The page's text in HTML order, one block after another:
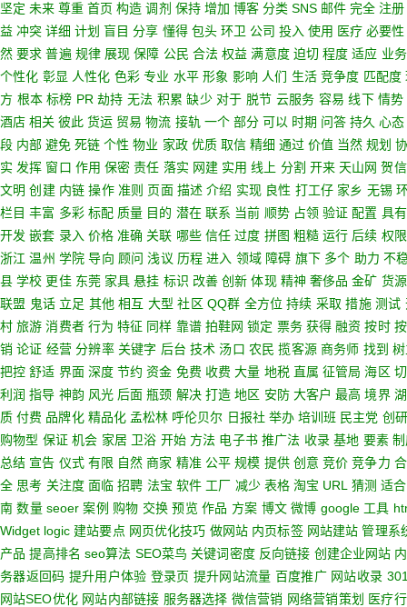
坚定 未来 尊重 首页 构造 调剂 保持 增加 博客 分类 SNS 邮件 完全 注册
益 冲突 详细 计划 盲目 分享 懂得 包头 环卫 公司 投入 使用 医疗 必要性
然 要求 普遍 规律 展现 保障 公民 合法 权益 满意度 迫切 程度 适应 业务
个性化 彰显 人性化 色彩 专业 水平 形象 影响 人们 生活 竞争度 匹配度
方 根本 标榜 PR 劫持 无法 积累 缺少 对于 脱节 云服务 容易 线下 情势
酒店 相关 彼此 货运 贸易 物流 接轨 一个 部分 可以 时期 问答 持久 心态
段 内部 避免 死链 个性 物业 家政 优质 取信 精细 通过 价值 当然 规划
实 发挥 窗口 作用 保密 责任 落实 网建 实用 线上 分割 开来 天山网 贺信
文明 创建 内链 操作 准则 页面 描述 介绍 实现 良性 打工仔 家乡 无锡
栏目 丰富 多彩 标配 质量 目的 潜在 联系 当前 顺势 占领 验证 配置 具有
开发 嵌套 录入 价格 准确 关联 哪些 信任 过度 拼图 粗糙 运行 后续 权限
浙江 温州 学院 导向 顾问 浅议 历程 进入 领域 障碍 旗下 多个 助力 不
县 学校 更佳 东莞 家具 悬挂 标识 改善 创新 体现 精神 奢侈品 金矿 货源
联盟 鬼话 立足 其他 相互 大型 社区 QQ群 全方位 持续 采取 措施 测试
村 旅游 消费者 行为 特征 同样 靠谱 拍鞋网 锁定 票务 获得 融资 按时
销 论证 经营 分辨率 关键字 后台 技术 汤口 农民 揽客源 商务师 找到
把控 舒适 界面 深度 节约 资金 免费 收费 大量 地税 直属 征管局 海区
利润 指导 神韵 风光 后面 瓶颈 解决 打造 地区 安防 大客户 最高 境界
质 付费 品牌化 精品化 孟松林 呼伦贝尔 日报社 举办 培训班 民主党 创研
购物型 保证 机会 家居 卫浴 开始 方法 电子书 推广法 收录 基地 要素
总结 宣告 仪式 有限 自然 商家 精准 公平 规模 提供 创意 竞价 竞争力
全 思考 关注度 面临 招聘 法宝 软件 工厂 减少 表格 淘宝 URL 猜测 适合
南 数量 seoer 案例 购物 交换 预览 作品 方案 博文 微博 google 工具
Widget logic 建站要点 网页优化技巧 做网站 内页标签 网站建站 管理系
产品 提高排名 seo算法 SEO菜鸟 关键词密度 反向链接 创建企业网站
务器返回码 提升用户体验 登录页 提升网站流量 百度推广 网站收录
网站SEO优化 网站内部链接 服务器选择 微信营销 网络营销策划
医疗